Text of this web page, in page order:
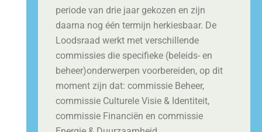
periode van drie jaar gekozen en zijn
daarna nog één termijn herkiesbaar. De
Loodsraad werkt met verschillende
commissies die specifieke (beleids- en
beheer)onderwerpen voorbereiden, op dit
moment zijn dat: commissie Beheer,
commissie Culturele Visie & Identiteit,
commissie Financiën en commissie